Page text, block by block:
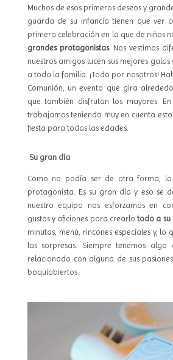
Muchos de esos primeros deseos y
guarda de su infancia tienen que ver
primera celebración en la que de niños
grandes protagonistas. Nos vestimos
nuestros amigos lucen sus mejores
a toda la familia. ¡Todo por nosotros!
Comunión, un evento que gira
que también disfrutan los mayores. En
trabajamos teniendo muy en cuenta
fiesta para todas las edades.
Su gran día
Como no podía ser de otra forma, lo
protagonista. Es su gran día y eso se
nuestro equipo nos esforzamos en
gustos y aficiones para crearlotodo a su
minutas, menú, rincones especiales y, lo
las sorpresas. Siempre tenemos algo
relacionado con alguna de sus
boquiabiertos.